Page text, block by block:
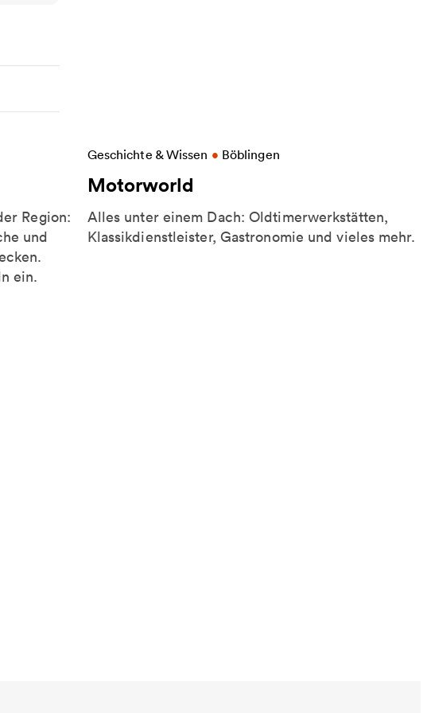
Region:
und
ein.
für KinderGeschichte & Wissen • Böblingen
Motorworld
Alles unter einem Dach: Oldtimerwerkstätten,
Klassikdienstleister, Gastronomie und vieles mehr.
Weitere Informationen zu Motorworld